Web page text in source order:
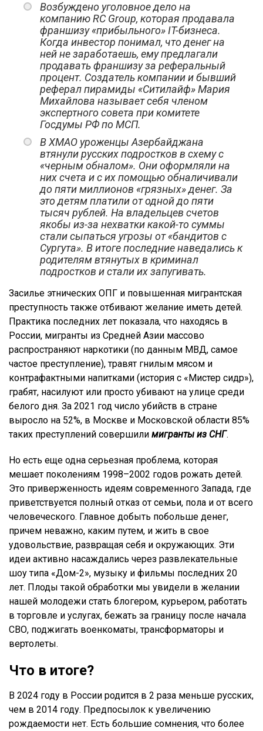
Возбуждено уголовное дело на
компанию RC Group, которая продавала
франшизу «прибыльного» IT-бизнеса.
Когда инвестор понимал, что денег на
ней не заработаешь, ему предлагали
продавать франшизу за реферальный
процент. Создатель компании и бывший
реферал пирамиды «Ситилайф» Мария
Михайлова называет себя членом
экспертного совета при комитете
Госдумы РФ по МСП.
В ХМАО уроженцы Азербайджана
втянули русских подростков в схему с
«черным обналом». Они оформляли на
них счета и с их помощью обналичивали
до пяти миллионов «грязных» денег. За
это детям платили от одной до пяти
тысяч рублей. На владельцев счетов
якобы из-за нехватки какой-то суммы
стали сыпаться угрозы от «бандитов с
Сургута». В итоге последниенаведались к
родителям втянутых в криминал
подростков и стали их запугивать.
Засилье этнических ОПГ и повышенная мигрантская
преступность также отбивают желание иметь детей.
Практика последних лет показала, что находясь в
России, мигранты из Средней Азии массово
распространяют наркотики (по данным МВД, самое
частое преступление), травят гнилым мясом и
контрафактными напитками (история с «Мистер сидр»),
грабят, насилуют или просто убивают на улице среди
белого дня. За 2021 год число убийств в стране
выросло на 52%, в Москве и Московской области 85%
таких преступлений совершили мигранты из СНГ.
Но есть еще одна серьезная проблема, которая
мешает поколениям 1998–2002 годов рожать детей.
Это приверженность идеям современного Запада, где
приветствуется полный отказ от семьи, пола и от всего
человеческого. Главное добыть побольше денег,
причем неважно, каким путем, и жить в свое
удовольствие, развращая себя и окружающих. Эти
идеи активно насаждались через развлекательные
шоу типа «Дом-2», музыку и фильмы последних 20
лет. Плоды такой обработки мы увидели в желании
нашей молодежи стать блогером, курьером, работать
в торговле и услугах, бежать за границу после начала
СВО, поджигать военкоматы, трансформаторы и
вертолеты.
Что в итоге?
В 2024 году в России родится в 2 раза меньше русских,
чем в 2014 году. Предпосылок к увеличению
рождаемости нет. Есть большие сомнения, что более